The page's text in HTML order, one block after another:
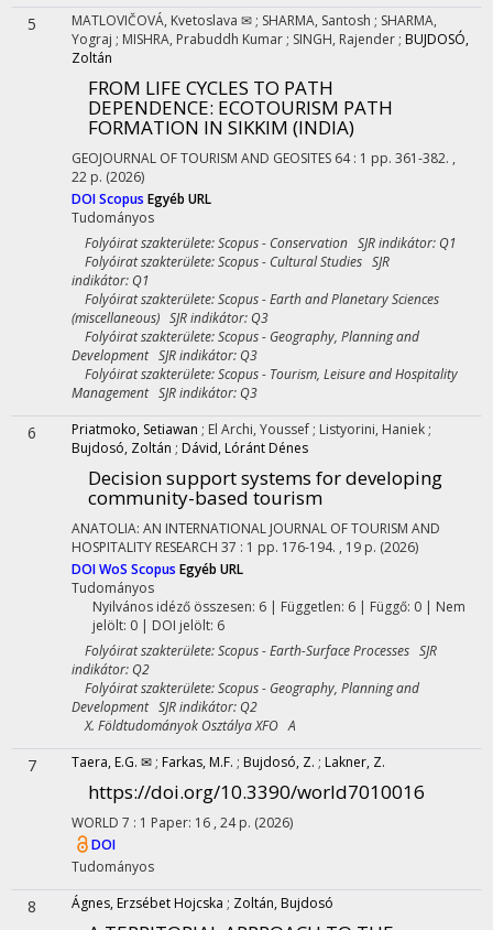
5 MATLOVIČOVÁ, Kvetoslava ✉ ; SHARMA, Santosh ; SHARMA,
Yograj ; MISHRA, Prabuddh Kumar ; SINGH, Rajender ; BUJDOSÓ,
Zoltán
FROM LIFE CYCLES TO PATH
DEPENDENCE: ECOTOURISM PATH
FORMATION IN SIKKIM (INDIA)
GEOJOURNAL OF TOURISM AND GEOSITES 64: 1 pp. 361-382. ,
22 p. (2026)
DOIScopus Egyéb URL
Tudományos
Folyóirat szakterülete: Scopus - Conservation SJR indikátor: Q1
Folyóirat szakterülete: Scopus - Cultural Studies SJR
indikátor: Q1
Folyóirat szakterülete: Scopus - Earth and Planetary Sciences
(miscellaneous) SJR indikátor: Q3
Folyóirat szakterülete: Scopus - Geography, Planning and
Development SJR indikátor: Q3
Folyóirat szakterülete: Scopus - Tourism, Leisure and Hospitality
Management SJR indikátor: Q3
6 Priatmoko, Setiawan ; El Archi, Youssef ; Listyorini, Haniek ;
Bujdosó, Zoltán ; Dávid, Lóránt Dénes
Decision support systems for developing
community-based tourism
ANATOLIA: AN INTERNATIONAL JOURNAL OF TOURISM AND
HOSPITALITY RESEARCH 37 : 1 pp. 176-194. , 19 p. (2026)
DOIWoS Scopus Egyéb URL
Tudományos
Nyilvános idéző összesen: 6| Független: 6 | Függő: 0 | Nem
jelölt: 0 | DOI jelölt: 6
Folyóirat szakterülete: Scopus - Earth-Surface Processes SJR
indikátor: Q2
Folyóirat szakterülete: Scopus - Geography, Planning and
Development SJR indikátor: Q2
X. Földtudományok Osztálya XFO A
7 Taera, E.G. ✉ ; Farkas, M.F. ; Bujdosó, Z. ; Lakner, Z.
https://doi.org/10.3390/world7010016
WORLD 7 : 1 Paper: 16 , 24 p. (2026)
DOI
Tudományos
8 Ágnes, Erzsébet Hojcska ; Zoltán, Bujdosó